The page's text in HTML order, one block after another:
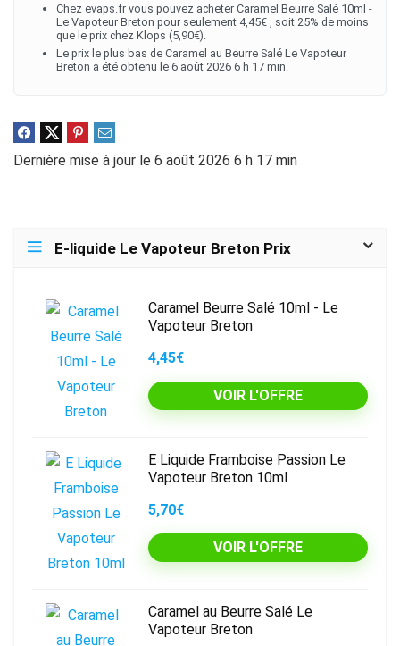
Chez evaps.fr vous pouvez acheter Caramel Beurre Salé 10ml -
Le Vapoteur Breton pour seulement 4,45€ , soit 25% de moins
que le prix chez Klops (5,90€).
Le prix le plus bas de Caramel au Beurre Salé Le Vapoteur
Breton a été obtenu le 6 août 2026 6 h 17 min.
Dernière mise à jour le 6 août 2026 6 h 17 min
E-liquide Le Vapoteur Breton Prix
Caramel Beurre Salé 10ml - Le
Vapoteur Breton
4,45€
VOIR L'OFFRE
E Liquide Framboise Passion Le
Vapoteur Breton 10ml
5,70€
VOIR L'OFFRE
Caramel au Beurre Salé Le
Vapoteur Breton